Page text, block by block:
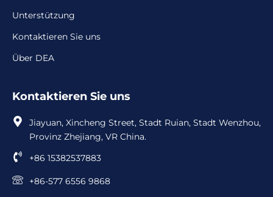
Unterstützung
Kontaktieren Sie uns
Über DEA
Kontaktieren Sie uns
Jiayuan, Xincheng Street, Stadt Ruian, Stadt Wenzhou,
Provinz Zhejiang, VR China.
+86 15382537883
+86-577 6556 9868